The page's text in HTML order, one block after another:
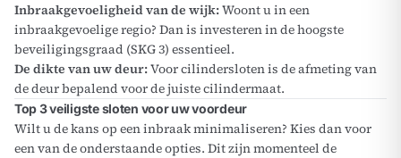
Inbraakgevoeligheid van de wijk:Woont u in een
inbraakgevoelige regio? Dan is investeren in de hoogste
beveiligingsgraad (SKG 3) essentieel.
De dikte van uw deur:Voor cilindersloten is de afmeting van
de deur bepalend voor de juiste cilindermaat.
Top 3 veiligste sloten voor uw voordeur
Wilt u de kans op een inbraak minimaliseren? Kies dan voor
een van de onderstaande opties. Dit zijn momenteel de